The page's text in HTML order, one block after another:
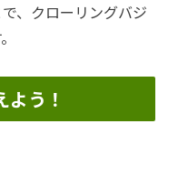
、クローリングバジ
う！